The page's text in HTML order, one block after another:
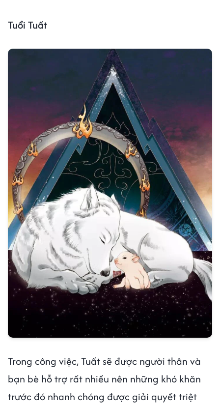
Tuổi Tuất
Trong công việc, Tuất sẽ được người thân và
bạn bè hỗ trợ rất nhiều nên những khó khăn
trước đó nhanh chóng được giải quyết triệt